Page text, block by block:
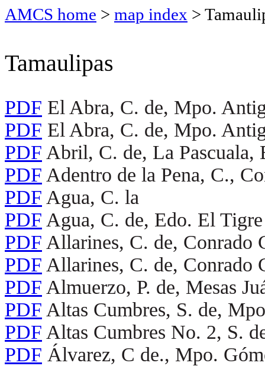
AMCS home > map index >
Tamaulipas
PDF El Abra, C. de, Mpo.
PDF El Abra, C. de, Mpo.
PDF Abril, C. de, La
PDF Adentro de la Pena, C.,
PDF Agua, C. la
PDF Agua, C. de, Edo. El Tigre
PDF Allarines, C. de, Conrado
PDF Allarines, C. de, Conrado
PDF Almuerzo, P. de, Mesas
PDF Altas Cumbres, S. de,
PDF Altas Cumbres No. 2, S.
PDF Álvarez, C de., Mpo.